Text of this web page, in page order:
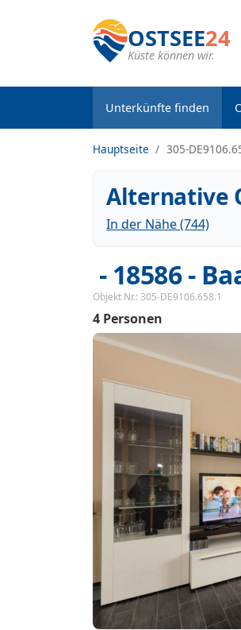
OSTSEE24
Küste können wir.
Unterkünfte finden
Hauptseite 305-
Alternative
In der Nähe (744)
- 18586 -
Objekt Nr.: 305-DE9106.658.1
4 Personen